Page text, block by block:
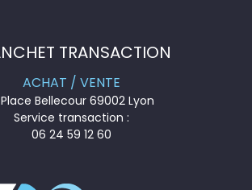
TRANSACTION
ACHAT / VENTE
Bellecour 69002 Lyon
Service transaction :
06 24 59 12 60